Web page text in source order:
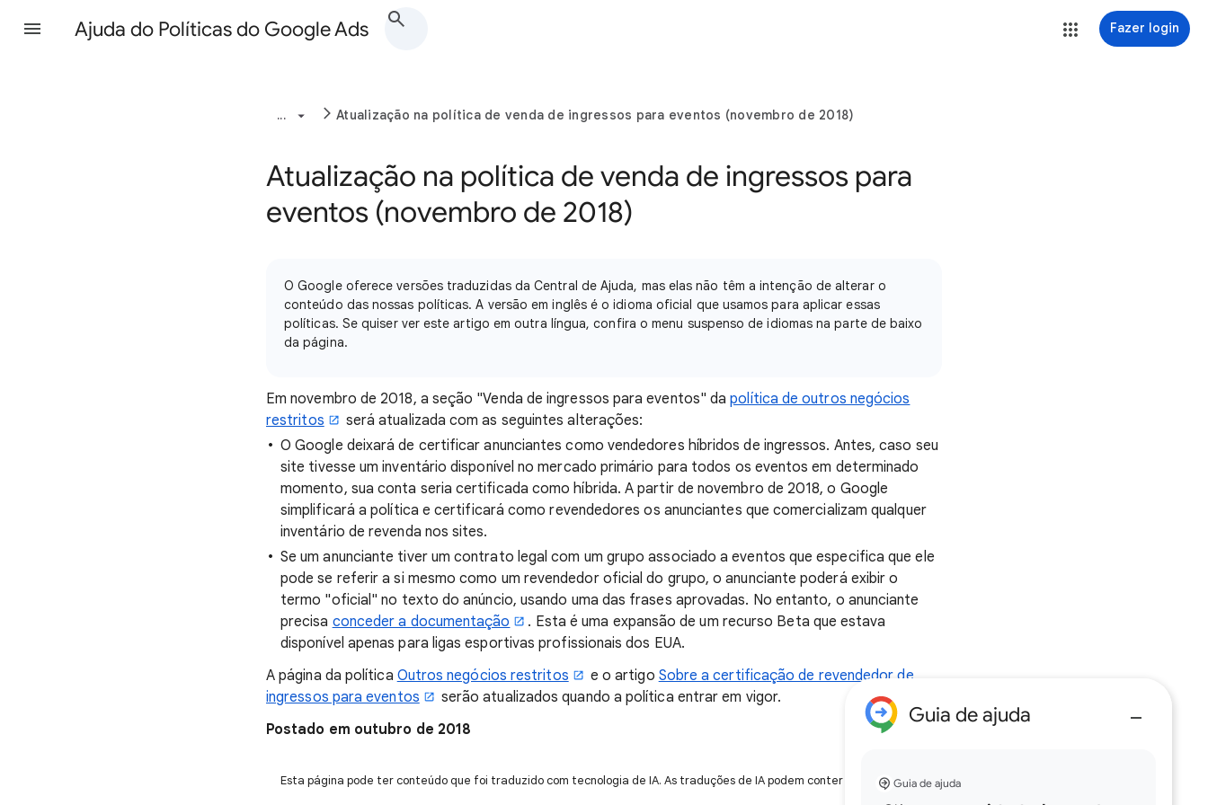
Ajuda do Políticas do Google Ads Fazer login
... Atualização na política de venda de ingressos para eventos (novembro de 2018)
Atualização na política de venda de ingressos para
eventos (novembro de 2018)
O Google oferece versões traduzidas da Central de Ajuda, mas elas não têm a intenção de alterar o
conteúdo das nossas políticas. A versão em inglês é o idioma oficial que usamos para aplicar essas
políticas. Se quiser ver este artigo em outra língua, confira o menu suspenso de idiomas na parte de baixo
da página.
Em novembro de 2018, a seção "Venda de ingressos para eventos" dapolítica de outros negócios
restritos
será atualizada com as seguintes alterações:
O Google deixará de certificar anunciantes como vendedores híbridos de ingressos. Antes, caso seu
site tivesse um inventário disponível no mercado primário para todos os eventos em determinado
momento, sua conta seria certificada como híbrida. A partir de novembro de 2018, o Google
simplificará a política e certificará como revendedores os anunciantes que comercializam qualquer
inventário de revenda nos sites.
Se um anunciante tiver um contrato legal com um grupo associado a eventos que especifica que ele
pode se referir a si mesmo como um revendedor oficial do grupo, o anunciante poderá exibir o
termo "oficial" no texto do anúncio, usando uma das frases aprovadas. No entanto, o anunciante
precisa conceder a documentação
. Esta é uma expansão de um recurso Beta que estava
disponível apenas para ligas esportivas profissionais dos EUA.
A página da política Outros negócios restritos e o artigo Sobre a certificação de revendedor de
ingressos para eventos
serão atualizados quando a política entrar em vigor.
Postado em outubro de 2018
Esta página pode ter conteúdo que foi traduzido com tecnologia de IA. As traduções de IA podem conter erros.
Guia de ajuda
Guia de ajuda